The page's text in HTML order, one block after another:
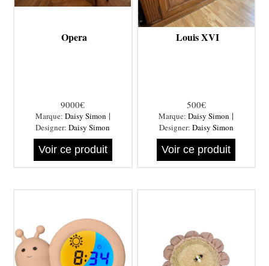
Opera
9000€
Marque: Daisy Simon |
Designer:Daisy Simon
Voir ce produit
Louis XVI
500€
Marque:Daisy Simon |
Designer: Daisy Simon
Voir ce produit